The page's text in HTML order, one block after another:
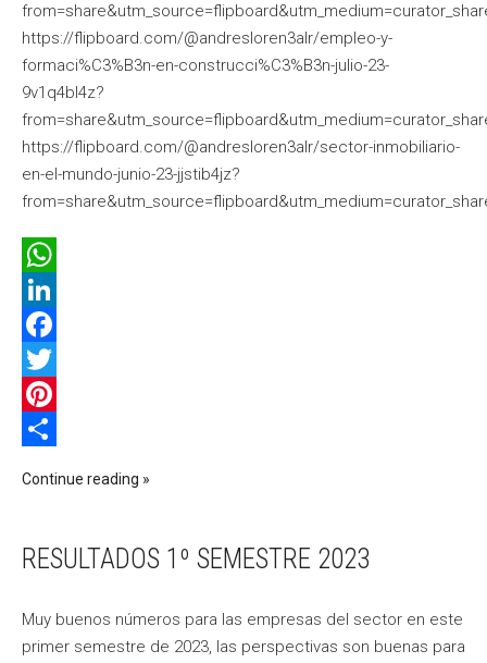
https://flipboard.com/@andresloren3alr/empleo-y-
formaci%C3%B3n-en-construcci%C3%B3n-julio-23-
9v1q4bl4z?
https://flipboard.com/@andresloren3alr/sector-inmobiliario-
en-el-mundo-junio-23-jjstib4jz?
WhatsApp
LinkedIn
Facebook
Twitter
Pinterest
Continue reading
RESULTADOS 1º SEMESTRE 2023
Muy buenos números para las empresas del sector en este
primer semestre de 2023, las perspectivas son buenas para